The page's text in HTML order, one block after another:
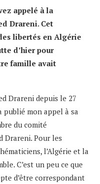
appelé à la
Drareni. Cet
libertés en Algérie
d’hier pour
famille avait
Drareni depuis le 27
publié mon appel à sa
du comité
Drareni. Pour les
l’Algérie et la
C’est un peu ce que
d’être correspondant